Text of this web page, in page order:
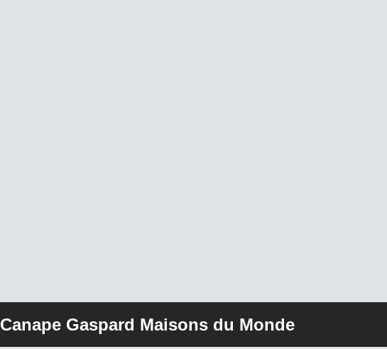
Canape Gaspard Maisons du Monde